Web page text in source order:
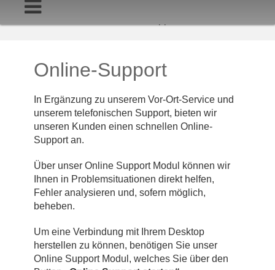
Online-Support
In Ergänzung zu unserem Vor-Ort-Service und
unserem telefonischen Support, bieten wir
unseren Kunden einen schnellen Online-
Support an.
Über unser Online Support Modul können wir
Ihnen in Problemsituationen direkt helfen,
Fehler analysieren und, sofern möglich,
beheben.
Um eine Verbindung mit Ihrem Desktop
herstellen zu können, benötigen Sie unser
Online Support Modul, welches Sie über den